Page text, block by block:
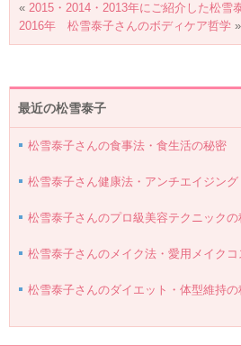
« 2015・2014・2013年にご紹介した松雪
2016年 松雪泰子さんのボディケア哲学 »
最近の松雪泰子
松雪泰子さんの食事法・食生活の秘密
松雪泰子さん健康法・アンチエイジング
松雪泰子さんのプロ級美容テクニックの
松雪泰子さんのメイク法・愛用メイクコ
松雪泰子さんのダイエット・体型維持の